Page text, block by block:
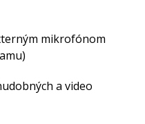
mikrofónom
a video